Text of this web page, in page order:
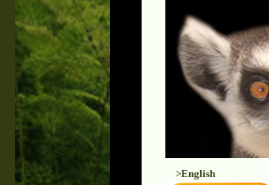
>English